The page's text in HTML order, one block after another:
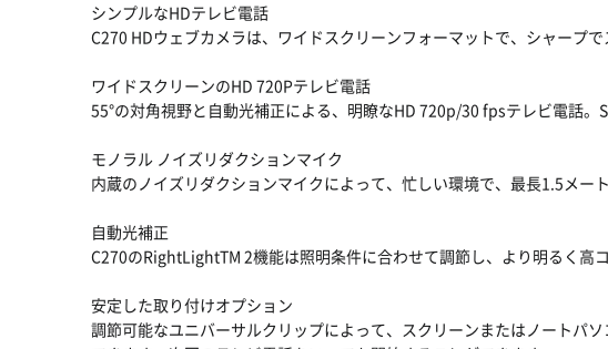
シンプルなHDテレビ電話
C270 HDウェブカメラは、ワイドスクリーンフォーマットで、シャープ
ワイドスクリーンのHD 720Pテレビ電話
55°の対角視野と自動光補正による、明瞭なHD 720p/30 fpsテレビ電話。
モノラル ノイズリダクションマイク
内蔵のノイズリダクションマイクによって、忙しい環境で、最長1.5メー
自動光補正
C270のRightLightTM 2機能は照明条件に合わせて調節し、より明るく高
安定した取り付けオプション
調節可能なユニバーサルクリップによって、スクリーンまたはノートパ